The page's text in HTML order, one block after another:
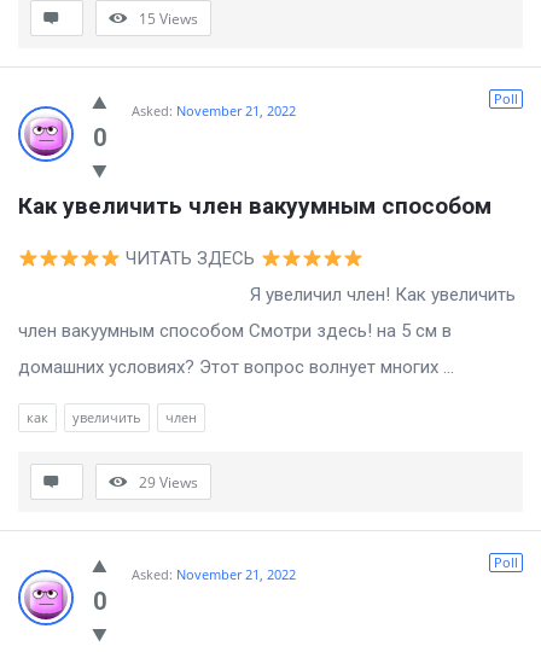
15 Views
0
Poll
Asked: November 21, 2022
Как увеличить член вакуумным способом
ЧИТАТЬ ЗДЕСЬ
Я увеличил член! Как увеличить
член вакуумным способом Смотри здесь! на 5 см в
домашних условиях? Этот вопрос волнует многих ...
как увеличить член
29Views
0
Poll
Asked: November 21, 2022